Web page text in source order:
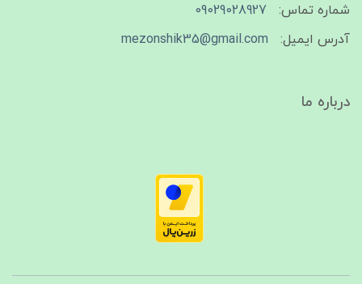
شماره تماس:
09029028927
آدرس ایمیل:
mezonshik35@gmail.com
درباره ما